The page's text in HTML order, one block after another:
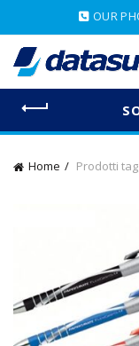
OUR
Home Prodotti